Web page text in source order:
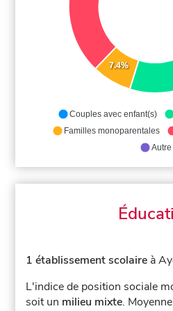
7.4%
Couples avec enfant(s)
Familles monoparentales
Autre
1 établissement scolaire à
L'indice de position sociale
soit un milieu mixte.